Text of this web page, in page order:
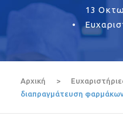
13
•
Αρχική >
διαπραγμάτευση